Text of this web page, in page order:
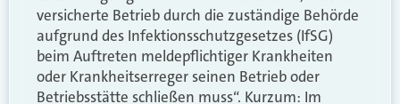
versicherte Betrieb durch die zuständige Behörde
aufgrund des Infektionsschutzgesetzes (IfSG)
beim Auftreten meldepflichtiger Krankheiten
oder Krankheitserreger seinen Betrieb oder
Betriebsstätte schließen muss“. Kurzum: Im